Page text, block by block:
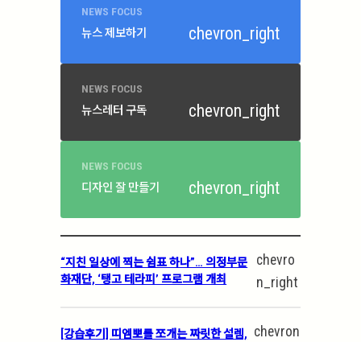
NEWS FOCUS
뉴스 제보하기 chevron_right
NEWS FOCUS
뉴스레터 구독 chevron_right
NEWS FOCUS
디자인 잘 만들기 chevron_right
“지친 일상에 찍는 쉼표 하나”… 의정부문
화재단, ‘탱고 테라피’ 프로그램 개최
chevro
n_right
[강습후기] 띠엠뽀를 쪼개는 짜릿한 설렘,
chevron